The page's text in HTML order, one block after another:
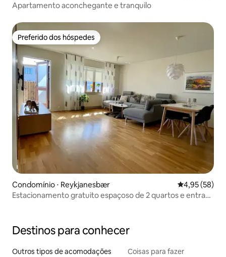
Apartamento aconchegante e tranquilo
Preferido dos hóspedes
Preferido dos hóspedes
Condomínio ⋅ Reykjanesbær 4,95 de uma
4,95 (58)
Estacionamento gratuito espaçoso de 2 quartos e entrada
Destinos para conhecer
Outros tipos de acomodações Coisas para fazer